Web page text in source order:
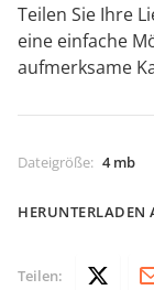
Teilen Sie Ihre
eine einfache
aufmerksame
Dateigröße: 4 mb
HERUNTERLADEN
Teilen: